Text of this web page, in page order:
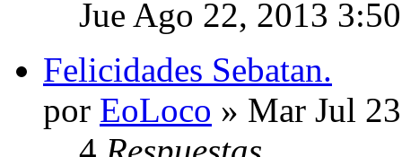
Jue Ago 22, 2013
Felicidades Sebatan.
por EoLoco » Mar Jul